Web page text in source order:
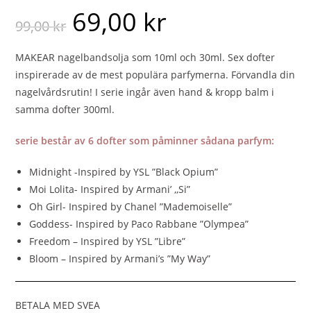
99,00kr 69,00 kr
MAKEAR nagelbandsolja som 10ml och 30ml. Sex dofter
inspirerade av de mest populära parfymerna. Förvandla din
nagelvårdsrutin! I serie ingår även hand & kropp balm i
samma dofter 300ml.
serie består av 6 dofter som påminner sådana parfym:
Midnight -Inspired by YSL ”Black Opium”
Moi Lolita- Inspired by Armani’ ,,Si”
Oh Girl- Inspired by Chanel ”Mademoiselle”
Goddess- Inspired by Paco Rabbane ”Olympea”
Freedom – Inspired by YSL ”Libre”
Bloom – Inspired by Armani’s ”My Way”
BETALA MED SVEA